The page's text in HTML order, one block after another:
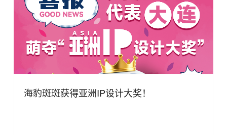
海豹斑斑获得亚洲IP设计大奖！